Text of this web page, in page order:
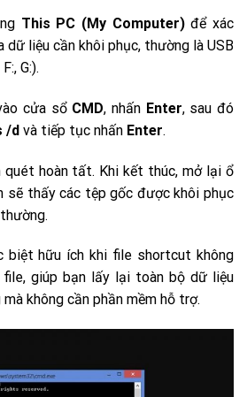
This PC (My Computer)để xác
dữ liệu cần khôi phục, thường là USB
G:).
cửa sổ CMD, nhấn Enter, sau đó
/d và tiếp tục nhấn Enter.
quét hoàn tất. Khi kết thúc, mở lại ổ
sẽ thấy các tệp gốc được khôi phục
biệt hữu ích khi file shortcut không
giúp bạn lấy lại toàn bộ dữ liệu
không cần phần mềm hỗ trợ.